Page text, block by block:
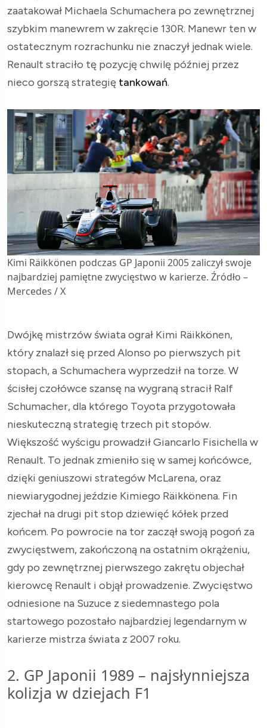
zaatakował Michaela Schumachera po zewnętrznej
szybkim manewrem w zakręcie 130R. Manewr ten w
ostatecznym rozrachunku nie znaczył jednak wiele.
Renault straciło tę pozycję chwilę później przez
nieco gorszą strategię tankowań.
Kimi Räikkönen podczas GP Japonii 2005 zaliczył swoje
najbardziej pamiętne zwycięstwo w karierze. Źródło –
Mercedes / X
Dwójkę mistrzów świata ograł Kimi Räikkönen,
który znalazł się przed Alonso po pierwszych pit
stopach, a Schumachera wyprzedził na torze. W
ścisłej czołówce szansę na wygraną stracił Ralf
Schumacher, dla którego Toyota przygotowała
nieskuteczną strategię trzech pit stopów.
Większość wyścigu prowadził Giancarlo Fisichella w
Renault. To jednak zmieniło się w samej końcówce,
dzięki geniuszowi strategów McLarena, oraz
niewiarygodnej jeździe Kimiego Räikkönena. Fin
zjechał na drugi pit stop dziewięć kółek przed
końcem. Po powrocie na tor zaczął swoją pogoń za
zwycięstwem, zakończoną na ostatnim okrążeniu,
gdy po zewnętrznej pierwszego zakrętu objechał
kierowcę Renault i objął prowadzenie. Zwycięstwo
odniesione na Suzuce z siedemnastego pola
startowego pozostało najbardziej legendarnym w
karierze mistrza świata z 2007 roku.
2. GP Japonii 1989 – najsłynniejsza
kolizja w dziejach F1